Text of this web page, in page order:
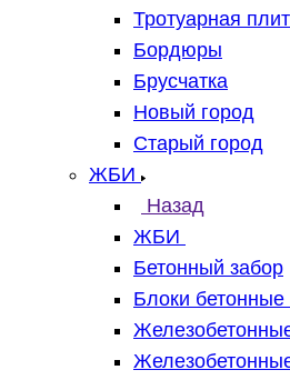
Тротуарная
Бордюры
Брусчатка
Новый город
Старый город
ЖБИ
Назад
ЖБИ
Бетонный забор
Блоки